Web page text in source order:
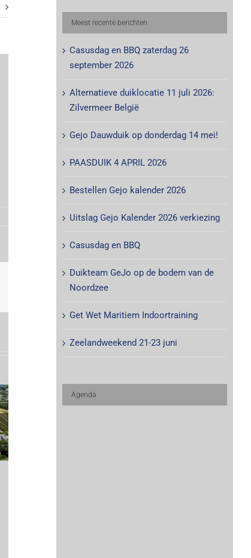
Meest recente berichten
Casusdag en BBQ zaterdag 26
september 2026
Alternatieve duiklocatie 11 juli 2026:
Zilvermeer België
Gejo Dauwduik op donderdag 14 mei!
PAASDUIK 4 APRIL 2026
Bestellen Gejo kalender 2026
Uitslag Gejo Kalender 2026 verkiezing
Casusdag en BBQ
Duikteam GeJo op de bodem van de
Noordzee
Get Wet Maritiem Indoortraining
Zeelandweekend 21-23 juni
Agenda